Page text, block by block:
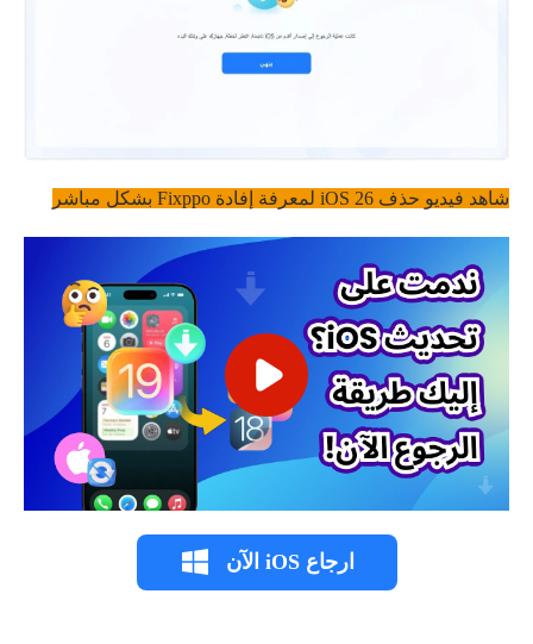
شاهد فيديو حذف iOS 26 لمعرفة إفادة Fixppo بشكل مباشر
ارجاع iOS الآن